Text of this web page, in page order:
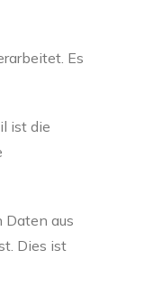
Es
ist die
Daten aus
Dies ist